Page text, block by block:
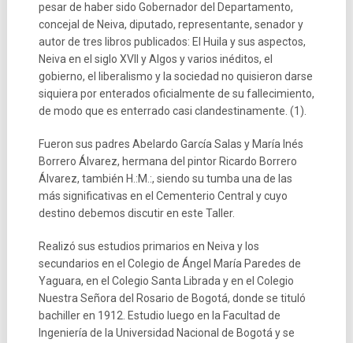
pesar de haber sido Gobernador del Departamento,
concejal de Neiva, diputado, representante, senador y
autor de tres libros publicados: El Huila y sus aspectos,
Neiva en el siglo XVII y Algos y varios inéditos, el
gobierno, el liberalismo y la sociedad no quisieron darse
siquiera por enterados oficialmente de su fallecimiento,
de modo que es enterrado casi clandestinamente. (1).
Fueron sus padres Abelardo García Salas y María Inés
Borrero Álvarez, hermana del pintor Ricardo Borrero
Álvarez, también H.:M.:, siendo su tumba una de las
más significativas en el Cementerio Central y cuyo
destino debemos discutir en este Taller.
Realizó sus estudios primarios en Neiva y los
secundarios en el Colegio de Ángel María Paredes de
Yaguara, en el Colegio Santa Librada y en el Colegio
Nuestra Señora del Rosario de Bogotá, donde se tituló
bachiller en 1912. Estudio luego en la Facultad de
Ingeniería de la Universidad Nacional de Bogotá y se